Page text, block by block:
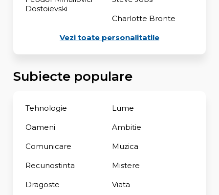
Dostoievski
Charlotte Bronte
Vezi toate personalitatile
Subiecte populare
Tehnologie Lume
Oameni Ambitie
Comunicare Muzica
Recunostinta Mistere
Dragoste Viata